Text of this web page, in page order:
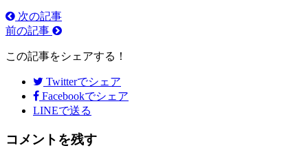
次の記事
前の記事
この記事をシェアする！
Twitterでシェア
Facebookでシェア
LINEで送る
コメントを残す